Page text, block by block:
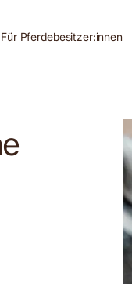
Für Pferdebesitzer:innen